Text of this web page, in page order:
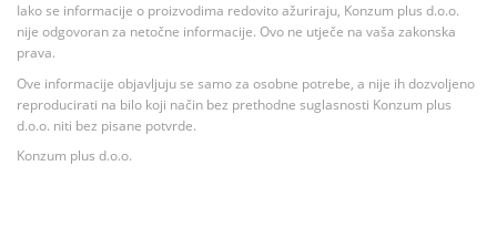
Iako se informacije o proizvodima redovito ažuriraju, Konzum plus d.o.o.
nije odgovoran za netočne informacije. Ovo ne utječe na vaša zakonska
prava.
Ove informacije objavljuju se samo za osobne potrebe, a nije ih dozvoljeno
reproducirati na bilo koji način bez prethodne suglasnosti Konzum plus
d.o.o. niti bez pisane potvrde.
Konzum plus d.o.o.